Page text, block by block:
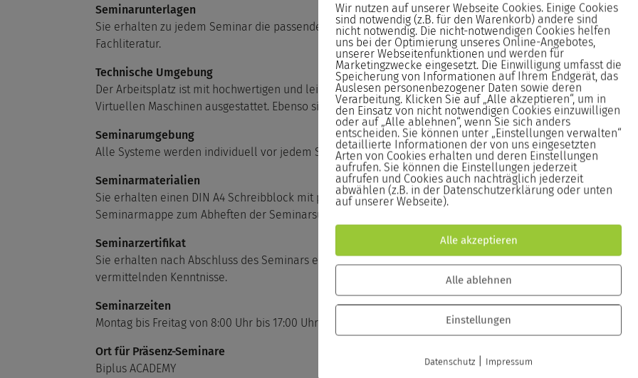
Seminarunterlagen
Sie erhalten zu jedem Seminar die passenden Unterlagen oder passende
Fachliteratur.
Technische Umgebung
Der Arbeitsplatz ist mit hochwertigen und leistungsstarken PCs sowie
Virtuellen Maschinen ausgestattet. Ebenso sind die Monitore Höhenverstellbar.
Seminarumgebung
Alle Systeme werden individuell vor jedem Seminar neu aufgesetzt.
Seminarmaterialien
Sie erhalten einen DIN A4 Schreibblock mit passenden Stiften sowie eine
Seminarmappe zum Abheften der Seminarsunterlagen.
Seminarzertifikat
Sie erhalten nach Abschluss des Seminars ein Seminarzertifikat inklusive der
vermittelnden Kenntnisse.
Seminarzeiten
Montag bis Freitag von 8:00 Uhr bis 17:00 Uhr
Ort für Präsenz-Seminare
Biplus ACADEMY
Wir nutzen auf unserer Webseite Cookies. Einige Cookies
sind notwendig (z.B. für den Warenkorb) andere sind
nicht notwendig. Die nicht-notwendigen Cookies helfen
uns bei der Optimierung unseres Online-Angebotes,
unserer Webseitenfunktionen und werden für
Marketingzwecke eingesetzt. Die Einwilligung umfasst die
Speicherung von Informationen auf Ihrem Endgerät, das
Auslesen personenbezogener Daten sowie deren
Verarbeitung. Klicken Sie auf „Alle akzeptieren“, um in
den Einsatz von nicht notwendigen Cookies einzuwilligen
oder auf „Alle ablehnen“, wenn Sie sich anders
entscheiden. Sie können unter „Einstellungen verwalten“
detaillierte Informationen der von uns eingesetzten
Arten von Cookies erhalten und deren Einstellungen
aufrufen. Sie können die Einstellungen jederzeit
aufrufen und Cookies auch nachträglich jederzeit
abwählen (z.B. in der Datenschutzerklärung oder unten
auf unserer Webseite).
Alle akzeptieren
Alle ablehnen
Einstellungen
Datenschutz Impressum